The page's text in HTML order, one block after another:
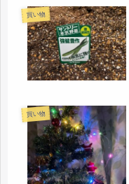
買い物
買い物